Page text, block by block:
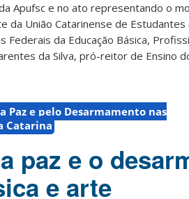
Apufsc e no ato representando o
da União Catarinense de Estudantes
da Educação Básica,
da Silva, pró-reitor de Ensino
Paz e pelo Desarmamento nas
Catarina
paz e o
e arte